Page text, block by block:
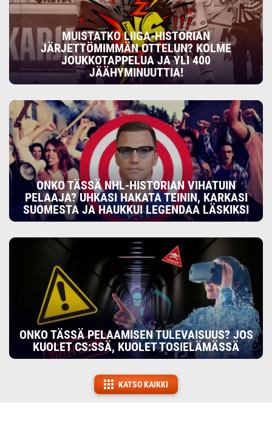
MUISTATKO LIIGA-HISTORIAN
JÄRJETTÖMIMMÄN OTTELUN? KOLME
JOUKKOTAPPELUA JA YLI 400
JÄÄHYMINUUTTIA!
ONKO TÄSSÄ NHL-HISTORIAN VIHATUIN
PELAAJA? UHKASI HAKATA TEININ, KARKASI
SUOMESTA JA HAUKKUI LEGENDAA LÄSKIKSI
ONKO TÄSSÄ PELAAMISEN TULEVAISUUS? JOS
KUOLET CS:SSÄ, KUOLET TOSIELÄMÄSSÄ
KATSO KAIKKI